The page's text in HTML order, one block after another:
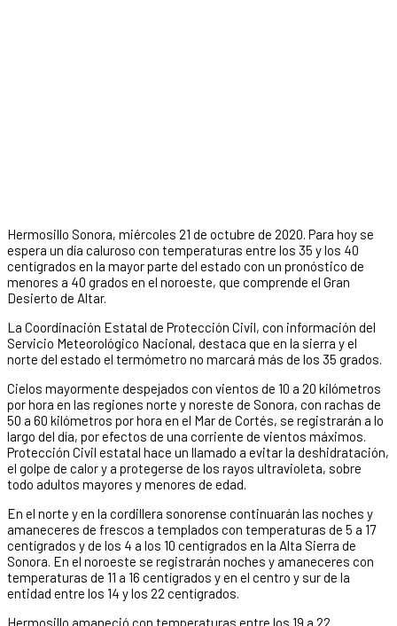
Hermosillo Sonora, miércoles 21 de octubre de 2020. Para hoy se
espera un día caluroso con temperaturas entre los 35 y los 40
centígrados en la mayor parte del estado con un pronóstico de
menores a 40 grados en el noroeste, que comprende el Gran
Desierto de Altar.
La Coordinación Estatal de Protección Civil, con información del
Servicio Meteorológico Nacional, destaca que en la sierra y el
norte del estado el termómetro no marcará más de los 35 grados.
Cielos mayormente despejados con vientos de 10 a 20 kilómetros
por hora en las regiones norte y noreste de Sonora, con rachas de
50 a 60 kilómetros por hora en el Mar de Cortés, se registrarán a lo
largo del día, por efectos de una corriente de vientos máximos.
Protección Civil estatal hace un llamado a evitar la deshidratación,
el golpe de calor y a protegerse de los rayos ultravioleta, sobre
todo adultos mayores y menores de edad.
En el norte y en la cordillera sonorense continuarán las noches y
amaneceres de frescos a templados con temperaturas de 5 a 17
centígrados y de los 4 a los 10 centígrados en la Alta Sierra de
Sonora. En el noroeste se registrarán noches y amaneceres con
temperaturas de 11 a 16 centígrados y en el centro y sur de la
entidad entre los 14 y los 22 centígrados.
Hermosillo amaneció con temperaturas entre los 19 a 22